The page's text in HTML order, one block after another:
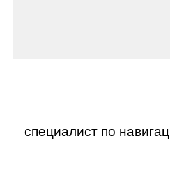
специалист по